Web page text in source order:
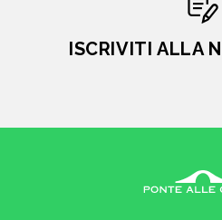
ISCRIVITI ALLA